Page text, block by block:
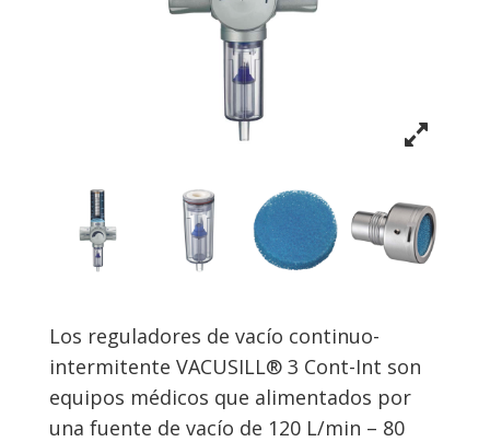
Los reguladores de vacío continuo-
intermitente VACUSILL® 3 Cont-Int son
equipos médicos que alimentados por
una fuente de vacío de 120 L/min – 80